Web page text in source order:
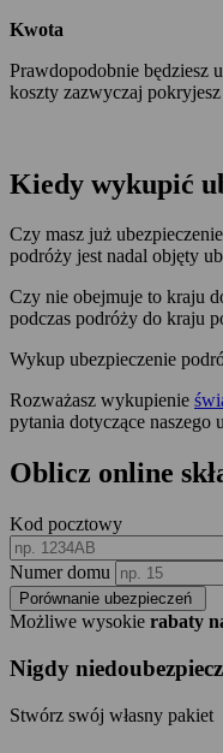
Kwota
Prawdopodobnie będziesz
koszty zazwyczaj pokryjesz
Kiedy wykupić
Czy masz już
podróży jest nadal objęty
Czy nie obejmuje to kraju
podczas podróży do kraju
Wykup ubezpieczenie
Rozważasz wykupienie
pytania dotyczące naszego
Oblicz online
Kod pocztowy
Numer domu
Porównanie ubezpieczeń
Możliwe wysokie rabaty
Nigdy
Stwórz swój własny pakiet